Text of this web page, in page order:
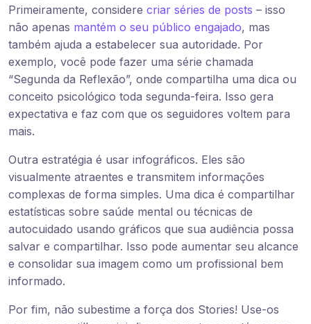
Primeiramente, considere criar séries de posts – isso
não apenas mantém o seu público engajado, mas
também ajuda a estabelecer sua autoridade. Por
exemplo, você pode fazer uma série chamada
“Segunda da Reflexão”, onde compartilha uma dica ou
conceito psicológico toda segunda-feira. Isso gera
expectativa e faz com que os seguidores voltem para
mais.
Outra estratégia é usar infográficos. Eles são
visualmente atraentes e transmitem informações
complexas de forma simples. Uma dica é compartilhar
estatísticas sobre saúde mental ou técnicas de
autocuidado usando gráficos que sua audiência possa
salvar e compartilhar. Isso pode aumentar seu alcance
e consolidar sua imagem como um profissional bem
informado.
Por fim, não subestime a força dos Stories! Use-os